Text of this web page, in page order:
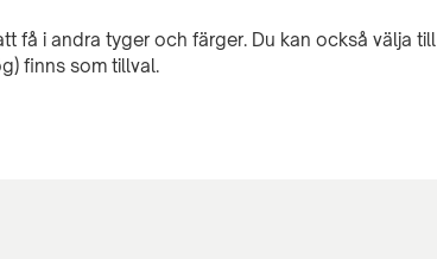
få i andra tyger och färger. Du kan också välja till